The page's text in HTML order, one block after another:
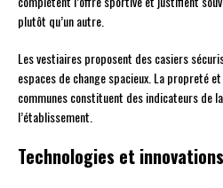
plutôt qu’un autre.
Les vestiaires proposent des casiers
espaces de change spacieux. La propreté
communes constituent des indicateurs de
l’établissement.
Technologies et innovations